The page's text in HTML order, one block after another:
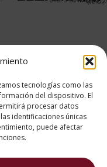
tecnologías como las
del dispositivo. El
procesar datos
identificaciones únicas
puede afectar
cookies